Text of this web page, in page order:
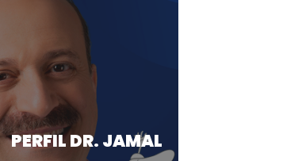
PERFIL DR. JAMAL